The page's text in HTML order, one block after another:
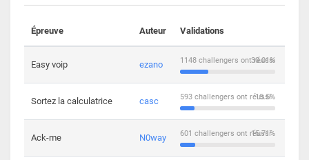
Épreuve Auteur Validations
Easy voip ezano 30.01%
1148 challengers ont réussi
Sortez la calculatrice casc 15.5%
593 challengers ont réussi
Ack-me N0way 15.71%
601 challengers ont réussi